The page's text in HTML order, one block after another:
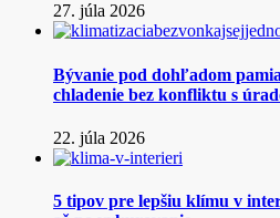
27. júla 2026
Bývanie pod dohľadom
chladenie bez konfliktu s
22. júla 2026
5 tipov pre lepšiu klímu v